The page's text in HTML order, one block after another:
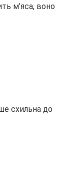
м’яса, воно
схильна до